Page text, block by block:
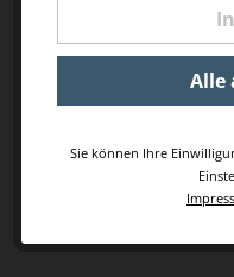
Alle
Sie können Ihre